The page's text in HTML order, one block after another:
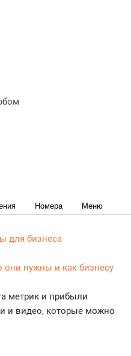
Номера Меню
для развития
Самая актуальная,
доступным языком.
и спам-звонках:
встречу
способы
для бизнеса
они нужны и как бизнесу
метрик и прибыли
и видео, которые можно